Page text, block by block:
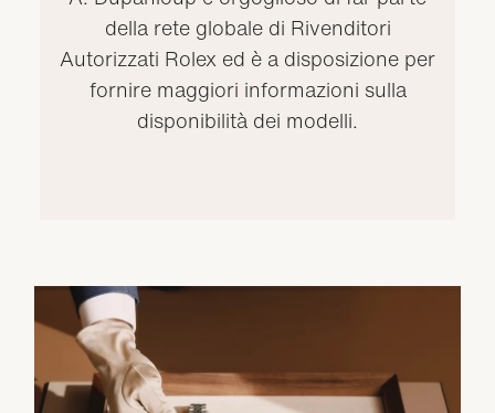
della rete globale di Rivenditori
Autorizzati Rolex ed è a disposizione per
fornire maggiori informazioni sulla
disponibilità dei modelli.